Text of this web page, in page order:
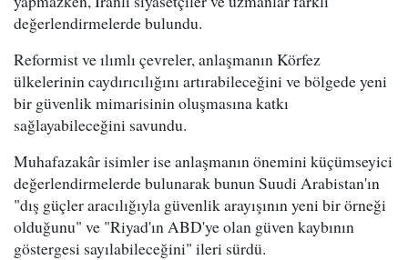
değerlendirmelerde bulundu.
Reformist ve ılımlı çevreler, anlaşmanın Körfez
ülkelerinin caydırıcılığını artırabileceğini ve bölgede yeni
bir güvenlik mimarisinin oluşmasına katkı
sağlayabileceğini savundu.
Muhafazakâr isimler ise anlaşmanın önemini küçümseyici
değerlendirmelerde bulunarak bunun Suudi Arabistan'ın
"dış güçler aracılığıyla güvenlik arayışının yeni bir örneği
olduğunu" ve "Riyad'ın ABD'ye olan güven kaybının
göstergesi sayılabileceğini" ileri sürdü.